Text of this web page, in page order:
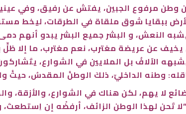
مرفوع الجبين، يفتش عن رفيق، وفي
ببقايا شوق ملقاة في الطرقات، ليخط
يشبه النعش، و البشر جميع البشر يبدو
عن عريضة مغترب، نعم مغترب، ما إلا
الآلافُ بل الملايين في الشوارع،
وطنه الداخليّ، ذلكَ الوطنُ المقدسُ، حيثُ
لا يهم، لكن هناك في الشوارع، والأزقة،
لهذا الوطن الزائف، أرفضْه إن اِستطعتَ،